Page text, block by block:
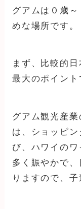
グアムは０歳
めな場所です。
まず、比較的
最大のポイント
グアム観光産
は、ショッピ
び、ハワイの
多く賑やかで
りますので、